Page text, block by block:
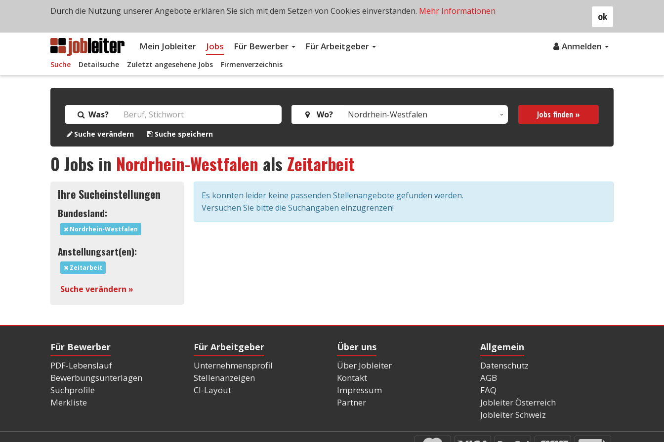
Mein Jobleiter Jobs Für Bewerber Für Arbeitgeber Anmelden
Suche Detailsuche Zuletzt angesehene Jobs Firmenverzeichnis
Was? Wo? Jobs finden »
Suche verändern Suche speichern
0 Jobs in Nordrhein-Westfalen als Zeitarbeit
Ihre Sucheinstellungen
Bundesland:
Nordrhein-Westfalen
Anstellungsart(en):
Zeitarbeit
Suche verändern »
Es konnten leider keine passenden Stellenangebote gefunden werden.
Versuchen Sie bitte die Suchangaben einzugrenzen!
Für Bewerber
PDF-Lebenslauf
Bewerbungsunterlagen
Suchprofile
Merkliste
Für Arbeitgeber
Unternehmensprofil
Stellenanzeigen
CI-Layout
Über uns
Über Jobleiter
Kontakt
Impressum
Partner
Allgemein
Datenschutz
AGB
FAQ
Jobleiter Österreich
Jobleiter Schweiz
ok
Durch die Nutzung unserer Angebote erklären Sie sich mit dem Setzen von Cookies einverstanden. Mehr Informationen